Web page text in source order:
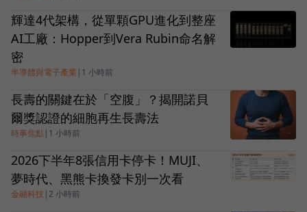
輝達4代架構，從單顆GPU進化到整座
AI工廠：Hopper到Vera Rubin命名解
密
半導體與電子產業 | 1 小時前
長壽的關鍵在於「空腹」？揭開諾貝
爾獎認證的細胞再生長壽法
時事焦點 | 1 小時前
2026下半年8張信用卡停卡！MUJI、
夢時代、黑熊卡換發卡別一次看
金融科技 |2 小時前